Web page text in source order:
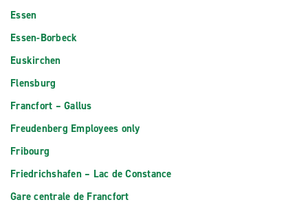
Essen
Essen-Borbeck
Euskirchen
Flensburg
Francfort – Gallus
Freudenberg Employees only
Fribourg
Friedrichshafen – Lac de Constance
Gare centrale de Francfort